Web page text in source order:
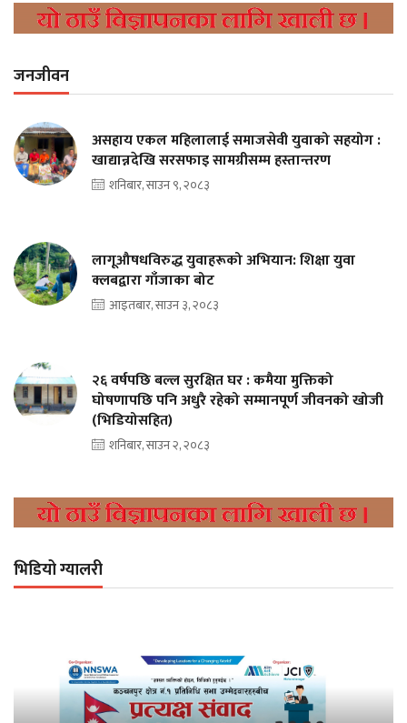
जनजीवन
असहाय एकल महिलालाई समाजसेवी युवाको सहयोग :
खाद्यान्नदेखि सरसफाइ सामग्रीसम्म हस्तान्तरण
शनिबार, साउन ९, २०८३
लागूऔषधविरुद्ध युवाहरूको अभियान: शिक्षा युवा
क्लबद्वारा गाँजाका बोट
आइतबार, साउन ३, २०८३
२६ वर्षपछि बल्ल सुरक्षित घर : कमैया मुक्तिको
घोषणापछि पनि अधुरै रहेको सम्मानपूर्ण जीवनको खोजी
(भिडियोसहित)
शनिबार, साउन २, २०८३
भिडियो ग्यालरी